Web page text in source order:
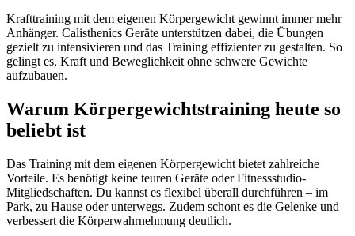
Krafttraining mit dem eigenen Körpergewicht gewinnt immer mehr
Anhänger. Calisthenics Geräte unterstützen dabei, die Übungen
gezielt zu intensivieren und das Training effizienter zu gestalten. So
gelingt es, Kraft und Beweglichkeit ohne schwere Gewichte
aufzubauen.
Warum Körpergewichtstraining heute so
beliebt ist
Das Training mit dem eigenen Körpergewicht bietet zahlreiche
Vorteile. Es benötigt keine teuren Geräte oder Fitnessstudio-
Mitgliedschaften. Du kannst es flexibel überall durchführen – im
Park, zu Hause oder unterwegs. Zudem schont es die Gelenke und
verbessert die Körperwahrnehmung deutlich.